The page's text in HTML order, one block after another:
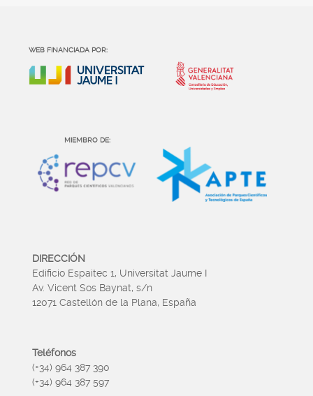
WEB FINANCIADA POR:
MIEMBRO DE:
DIRECCIÓN
Edificio Espaitec 1, Universitat Jaume I
Av. Vicent Sos Baynat, s/n
12071 Castellón de la Plana, España
Teléfonos
(+34) 964 387 390
(+34) 964 387 597